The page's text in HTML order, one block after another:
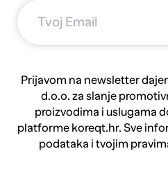
Prijavom na newsletter
d.o.o. za slanje
proizvodima i uslugama
platforme koreqt.hr. Sve
podataka i tvojim